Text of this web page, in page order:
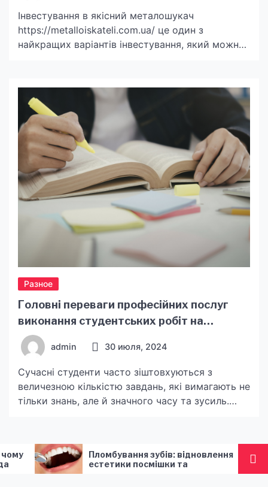
Інвестування в якісний металошукач
https://metalloiskateli.com.ua/ це один з
найкращих варіантів інвестування, який можна
шукає можливості вкласти свої гроші в щось
корисне та прибуткове. Основні плюси
володіння якісним металошукачем Переваги
володіння якісним металошукачем настільки
очевидні, що важко їх навіть […]
Разное
Головні переваги професійних послуг
виконання студентських робіт на
замовлення
admin 30 июля, 2024
Сучасні студенти часто зіштовхуються з
величезною кількістю завдань, які вимагають не
тільки знань, але й значного часу та зусиль.
виснажливим, особливо коли студенти мають
інші обов’язки, такі як робота, сімейні справи чи
участь у різних заходах. У таких умовах,
Пломбування зубів: відновлення
естетики посмішки та
функціональності зубного ряду
Андрей
Cosmobet:
экономики